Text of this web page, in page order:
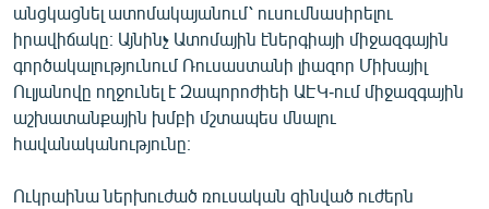
անցկացնել ատոմակայանում՝ ուսումնասիրելու
իրավիճակը։ Այնինչ Ատոմային էներգիայի միջազգային
գործակալությունում Ռուսաստանի լիազոր Միխայիլ
Ուլյանովը ողջունել է Զապորոժիեի ԱԷԿ-ում միջազգային
աշխատանքային խմբի մշտապես մնալու
հավանականությունը։
Ուկրաինա ներխուժած ռուսական զինված ուժերն